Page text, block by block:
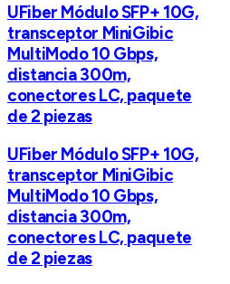
UFiber Módulo SFP+ 10G,
transceptor MiniGibic
MultiModo 10 Gbps,
distancia 300m,
conectores LC, paquete
de 2 piezas
UFiber Módulo SFP+ 10G,
transceptor MiniGibic
MultiModo 10 Gbps,
distancia 300m,
conectores LC, paquete
de 2 piezas